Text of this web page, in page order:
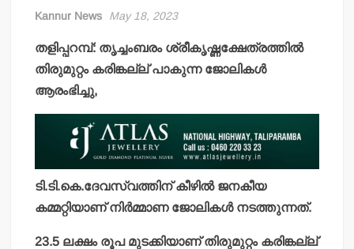
Kannur News May 18, 2023
തളിപ്പറമ്പ്: തൃച്ചംബരം ശ്രീകൃഷ്ണക്ഷേത്രത്തില്‍
തിരുമുറ്റം കരിങ്കല്ല് പാകുന്ന ജോലികള്‍
ആരംഭിച്ചു,
ടി.ടി.കെ.ദേവസ്വത്തിന് കീഴില്‍ ജനകീയ
കമ്മറ്റിയാണ് നിര്‍മ്മാണ ജോലികള്‍ നടത്തുന്നത്.
23.5 ലക്ഷം രൂപ മുടക്കിയാണ് തിരുമുറ്റം കരിങ്കല്ല്